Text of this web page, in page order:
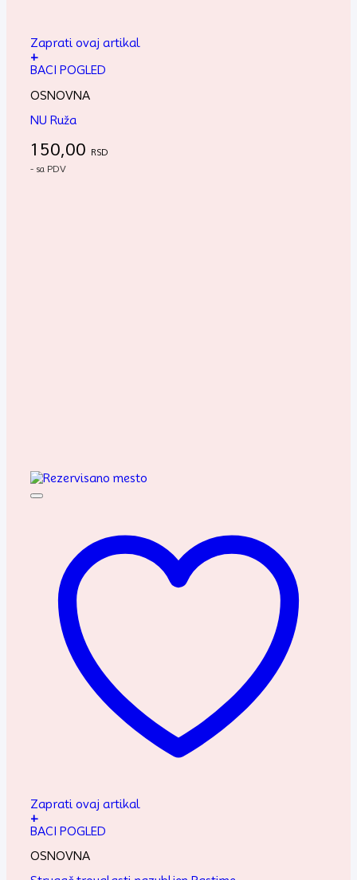
Zaprati ovaj artikal
+
BACI POGLED
OSNOVNA
NU Ruža
150,00 RSD
- sa PDV
Zaprati ovaj artikal
+
BACI POGLED
OSNOVNA